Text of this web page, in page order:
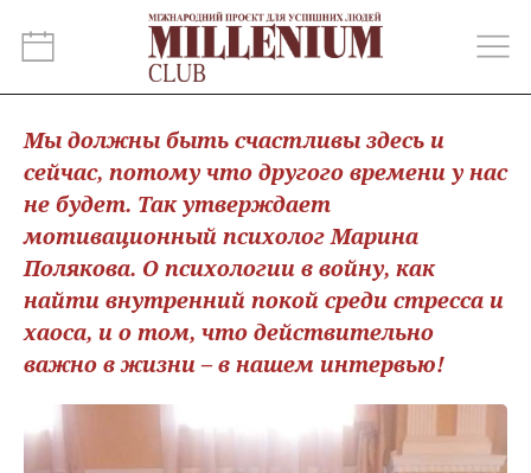
Мы должны быть счастливы здесь и
сейчас, потому что другого времени у нас
не будет. Так утверждает
мотивационный психолог Марина
Полякова. О психологии в войну, как
найти внутренний покой среди стресса и
хаоса, и о том, что действительно
важно в жизни – в нашем интервью!